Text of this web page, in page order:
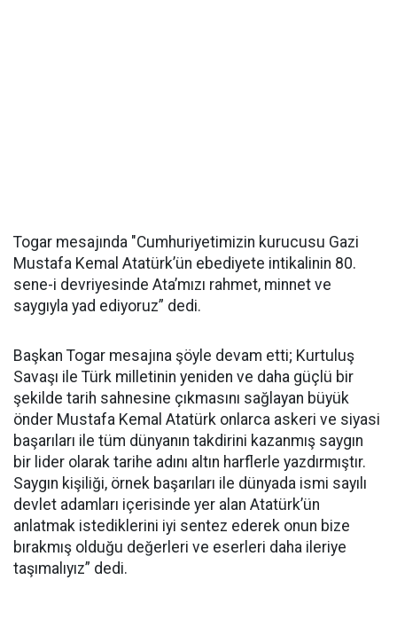
Togar mesajında "Cumhuriyetimizin kurucusu Gazi
Mustafa Kemal Atatürk’ün ebediyete intikalinin 80.
sene-i devriyesinde Ata’mızı rahmet, minnet ve
saygıyla yad ediyoruz” dedi.
Başkan Togar mesajına şöyle devam etti; Kurtuluş
Savaşı ile Türk milletinin yeniden ve daha güçlü bir
şekilde tarih sahnesine çıkmasını sağlayan büyük
önder Mustafa Kemal Atatürk onlarca askeri ve siyasi
başarıları ile tüm dünyanın takdirini kazanmış saygın
bir lider olarak tarihe adını altın harflerle yazdırmıştır.
Saygın kişiliği, örnek başarıları ile dünyada ismi sayılı
devlet adamları içerisinde yer alan Atatürk’ün
anlatmak istediklerini iyi sentez ederek onun bize
bırakmış olduğu değerleri ve eserleri daha ileriye
taşımalıyız” dedi.